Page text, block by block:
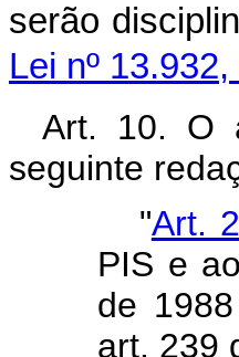
serão
Lei nº
Art. 10. O
seguinte
"Art.
PIS e
de
art. 239